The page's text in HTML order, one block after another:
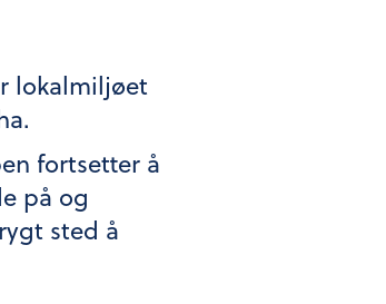
lokalmiljøet
fortsetter å
på og
sted å